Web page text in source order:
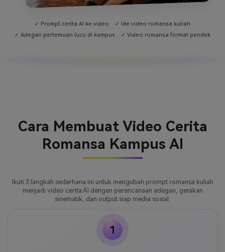
✓ Prompt cerita AI ke video
✓ Ide video romansa kuliah
✓ Adegan pertemuan lucu di kampus
✓ Video romansa format pendek
Cara Membuat Video Cerita
Romansa Kampus AI
Ikuti 3 langkah sederhana ini untuk mengubah prompt romansa kuliah
menjadi video cerita AI dengan perencanaan adegan, gerakan
sinematik, dan output siap media sosial.
1